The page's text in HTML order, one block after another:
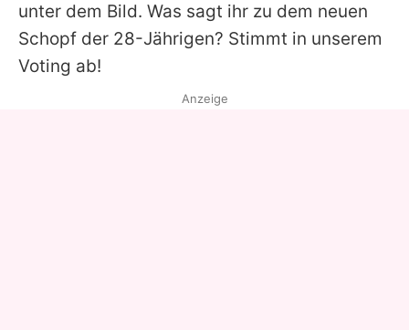
unter dem Bild. Was sagt ihr zu dem neuen
Schopf der 28-Jährigen? Stimmt in unserem
Voting ab!
Anzeige